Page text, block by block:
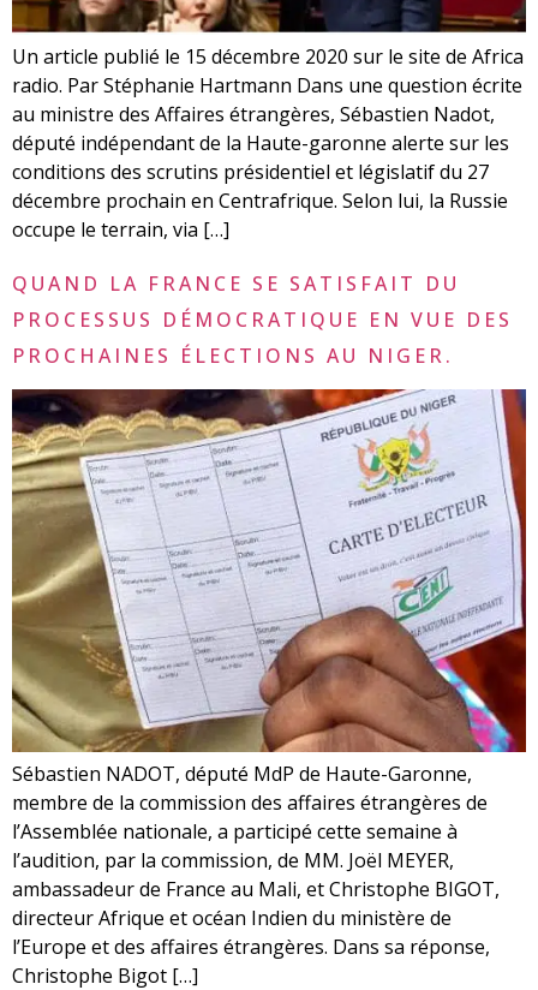
Un article publié le 15 décembre 2020 sur le site de Africa
radio. Par Stéphanie Hartmann Dans une question écrite
au ministre des Affaires étrangères, Sébastien Nadot,
député indépendant de la Haute-garonne alerte sur les
conditions des scrutins présidentiel et législatif du 27
décembre prochain en Centrafrique. Selon lui, la Russie
occupe le terrain, via […]
QUAND LA FRANCE SE SATISFAIT DU
PROCESSUS DÉMOCRATIQUE EN VUE DES
PROCHAINES ÉLECTIONS AU NIGER.
Sébastien NADOT, député MdP de Haute-Garonne,
membre de la commission des affaires étrangères de
l’Assemblée nationale, a participé cette semaine à
l’audition, par la commission, de MM. Joël MEYER,
ambassadeur de France au Mali, et Christophe BIGOT,
directeur Afrique et océan Indien du ministère de
l’Europe et des affaires étrangères. Dans sa réponse,
Christophe Bigot […]